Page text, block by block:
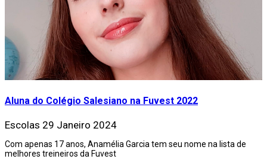
Aluna do Colégio Salesiano na Fuvest 2022
Escolas 29 Janeiro 2024
Com apenas 17 anos, Anamélia Garcia tem seu nome na lista de
melhores treineiros da Fuvest